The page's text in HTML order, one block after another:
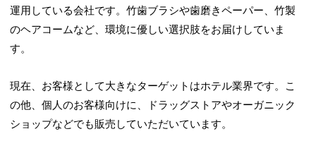
運用している会社です。竹歯ブラシや歯磨きペーパー、竹製
のヘアコームなど、環境に優しい選択肢をお届けしていま
す。
現在、お客様として大きなターゲットはホテル業界です。こ
の他、個人のお客様向けに、ドラッグストアやオーガニック
ショップなどでも販売していただいています。